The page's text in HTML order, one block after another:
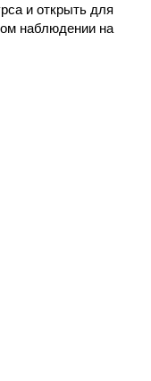
и открыть для
наблюдении на